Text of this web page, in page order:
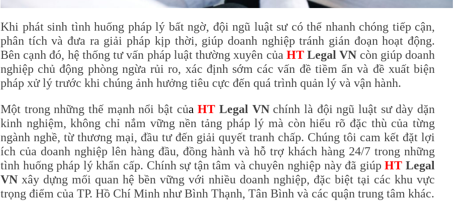
Khi phát sinh tình huống pháp lý bất ngờ, đội ngũ luật sư có thể nhanh chóng tiếp cận,
phân tích và đưa ra giải pháp kịp thời, giúp doanh nghiệp tránh gián đoạn hoạt động.
Bên cạnh đó, hệ thống tư vấn pháp luật thường xuyên của HTLegal VN còn giúp doanh
nghiệp chủ động phòng ngừa rủi ro, xác định sớm các vấn đề tiềm ẩn và đề xuất biện
pháp xử lý trước khi chúng ảnh hưởng tiêu cực đến quá trình quản lý và vận hành.
Một trong những thế mạnh nổi bật củaHT Legal VNchính là đội ngũ luật sư dày dặn
kinh nghiệm, không chỉ nắm vững nền tảng pháp lý mà còn hiểu rõ đặc thù của từng
ngành nghề, từ thương mại, đầu tư đến giải quyết tranh chấp. Chúng tôi cam kết đặt lợi
ích của doanh nghiệp lên hàng đầu, đồng hành và hỗ trợ khách hàng 24/7 trong những
tình huống pháp lý khẩn cấp. Chính sự tận tâm và chuyên nghiệp này đã giúpHT Legal
VN xây dựng mối quan hệ bền vững với nhiều doanh nghiệp, đặc biệt tại các khu vực
trọng điểm của TP. Hồ Chí Minh như Bình Thạnh, Tân Bình và các quận trung tâm khác.